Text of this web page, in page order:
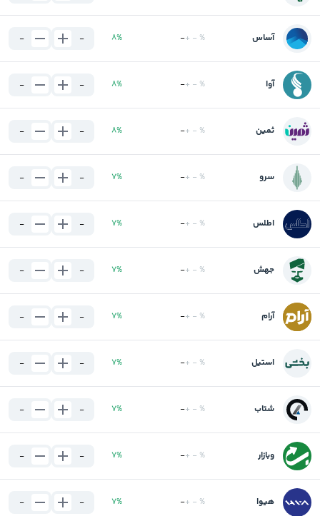
آساس -+ - %
8%
-
-
آوا -+ - %
8%
-
-
ثمین -+ - %
8%
-
-
سرو -+ - %
7%
-
-
اطلس -+ - %
7%
-
-
جهش -+ - %
7%
-
-
آرام -+ - %
7%
-
-
استیل -+ - %
7%
-
-
شتاب -+ - %
7%
-
-
وبازار -+ - %
7%
-
-
هیوا -+ - %
7%
-
-